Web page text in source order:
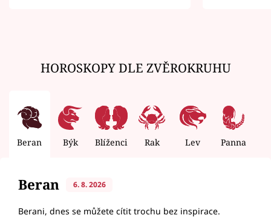
HOROSKOPY DLE ZVĚROKRUHU
Beran Býk Blíženci Rak Lev Panna
Beran 6. 8. 2026
Berani, dnes se můžete cítit trochu bez inspirace.